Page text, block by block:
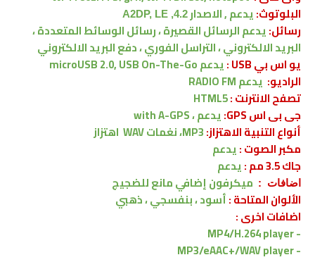
البلوتوث:يدعم , الاصدار 4.2, A2DP, LE
رسائل:يدعمالرسائل القصيرة ، رسائل الوسائط المتعددة ،
البريد الالكتروني ، التراسل الفوري ، دفع البريد الالكتروني
يو اس بي USB :
يدعمmicroUSB 2.0, USB On-The-Go
الراديو: يدعم RADIO FM
تصفح الانترنت :HTML5
جى بى اس GPS:
يدعم ،with A-GPS
أنواع التنبية الاهتزاز:
اهتزاز
مكبر الصوت :يدعم
جاك 3.5 مم :
يدعم
اضافات : ميكرفون إضافي مانع للضجيج
الألوان المتاحة :أسود ، بنفسجي ، ذهبي
اضافات اخرى :
-
MP4/H.264 player
-
MP3/eAAC+/WAV player